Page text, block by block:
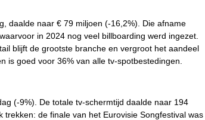
daalde naar € 79 miljoen (-16,2%). Die afname
in 2024 nog veel billboarding werd ingezet.
blijft de grootste branche en vergroot het aandeel
is goed voor 36% van alle tv-spotbestedingen.
(-9%). De totale tv-schermtijd daalde naar 194
de finale van het Eurovisie Songfestival was